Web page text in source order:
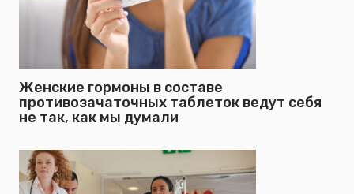
Женские гормоны в составе
противозачаточных таблеток ведут себя
не так, как мы думали